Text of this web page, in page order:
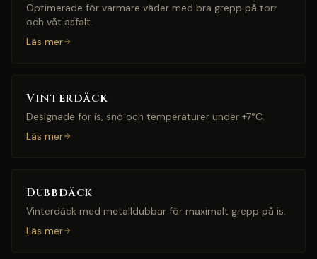
Optimerade för varmare väder med bra grepp på torr
och våt asfalt.
Läs mer
Vinterdäck
Designade för is, snö och temperaturer under +7°C.
Läs mer
Dubbdäck
Vinterdäck med metalldubbar för maximalt grepp på is.
Läs mer